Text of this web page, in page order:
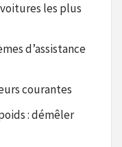
les plus
d’assistance
courantes
: démêler